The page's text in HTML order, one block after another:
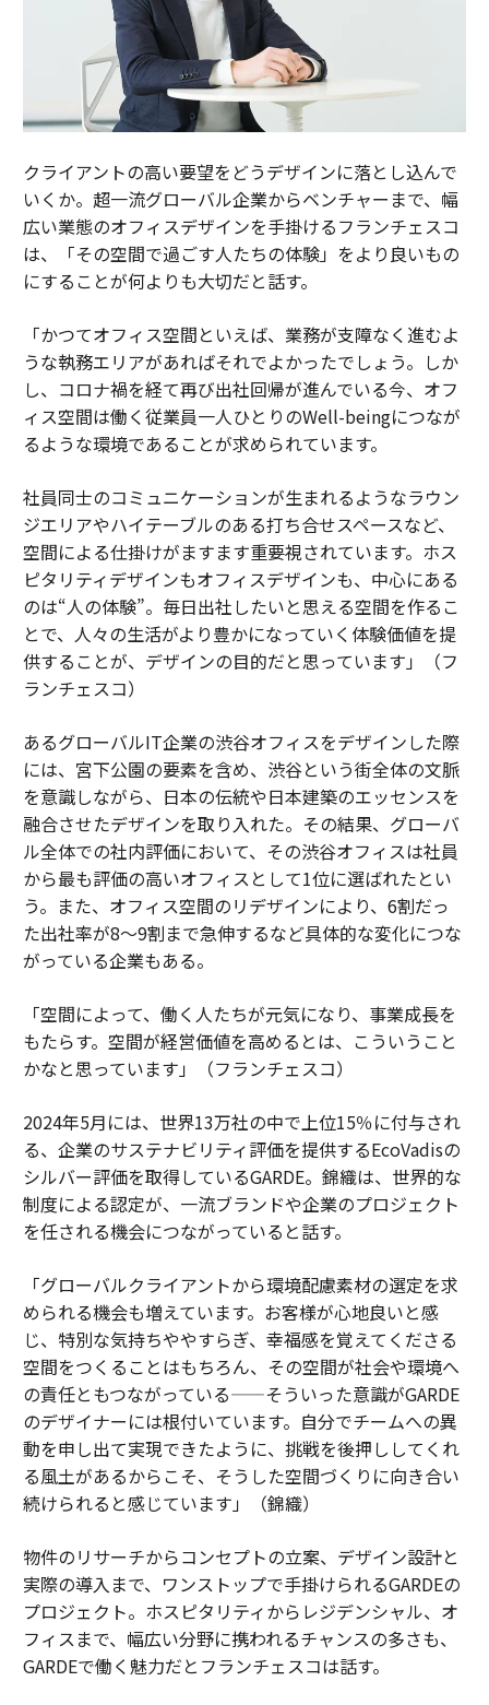
クライアントの高い要望をどうデザインに落とし込んで
いくか。超一流グローバル企業からベンチャーまで、幅
広い業態のオフィスデザインを手掛けるフランチェスコ
は、「その空間で過ごす人たちの体験」をより良いもの
にすることが何よりも大切だと話す。
「かつてオフィス空間といえば、業務が支障なく進むよ
うな執務エリアがあればそれでよかったでしょう。しか
し、コロナ禍を経て再び出社回帰が進んでいる今、オフ
ィス空間は働く従業員一人ひとりのWell-beingにつなが
るような環境であることが求められています。
社員同士のコミュニケーションが生まれるようなラウン
ジエリアやハイテーブルのある打ち合せスペースなど、
空間による仕掛けがますます重要視されています。ホス
ピタリティデザインもオフィスデザインも、中心にある
のは“人の体験”。毎日出社したいと思える空間を作るこ
とで、人々の生活がより豊かになっていく体験価値を提
供することが、デザインの目的だと思っています」（フ
ランチェスコ）
あるグローバルIT企業の渋谷オフィスをデザインした際
には、宮下公園の要素を含め、渋谷という街全体の文脈
を意識しながら、日本の伝統や日本建築のエッセンスを
融合させたデザインを取り入れた。その結果、グローバ
ル全体での社内評価において、その渋谷オフィスは社員
から最も評価の高いオフィスとして1位に選ばれたとい
う。また、オフィス空間のリデザインにより、6割だっ
た出社率が8～9割まで急伸するなど具体的な変化につな
がっている企業もある。
「空間によって、働く人たちが元気になり、事業成長を
もたらす。空間が経営価値を高めるとは、こういうこと
かなと思っています」（フランチェスコ）
2024年5月には、世界13万社の中で上位15％に付与され
る、企業のサステナビリティ評価を提供するEcoVadisの
シルバー評価を取得しているGARDE。錦織は、世界的な
制度による認定が、一流ブランドや企業のプロジェクト
を任される機会につながっていると話す。
「グローバルクライアントから環境配慮素材の選定を求
められる機会も増えています。お客様が心地良いと感
じ、特別な気持ちややすらぎ、幸福感を覚えてくださる
空間をつくることはもちろん、その空間が社会や環境へ
の責任ともつながっている——そういった意識がGARDE
のデザイナーには根付いています。自分でチームへの異
動を申し出て実現できたように、挑戦を後押ししてくれ
る風土があるからこそ、そうした空間づくりに向き合い
続けられると感じています」（錦織）
物件のリサーチからコンセプトの立案、デザイン設計と
実際の導入まで、ワンストップで手掛けられるGARDEの
プロジェクト。ホスピタリティからレジデンシャル、オ
フィスまで、幅広い分野に携われるチャンスの多さも、
GARDEで働く魅力だとフランチェスコは話す。